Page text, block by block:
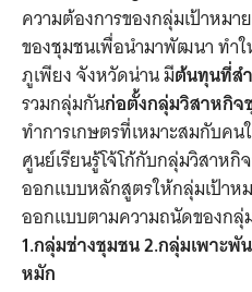
ความต้องการของกลุ่มเป้าหม
ของชุมชนเพื่อนำมาพัฒนา ทำใ
ภูเพียง จังหวัดน่าน มีต้นทุนที่ส
รวมกลุ่มกันก่อตั้งกลุ่มวิสาหกิจ
ทำการเกษตรที่เหมาะสมกับค
ศูนย์เรียนรู้โจ้โก้กับกลุ่มวิสาห
ออกแบบหลักสูตรให้กลุ่มเป้าห
ออกแบบตามความถนัดของกลุ่
1.กลุ่มช่างชุมชน 2.กลุ่มเพาะ
หมัก